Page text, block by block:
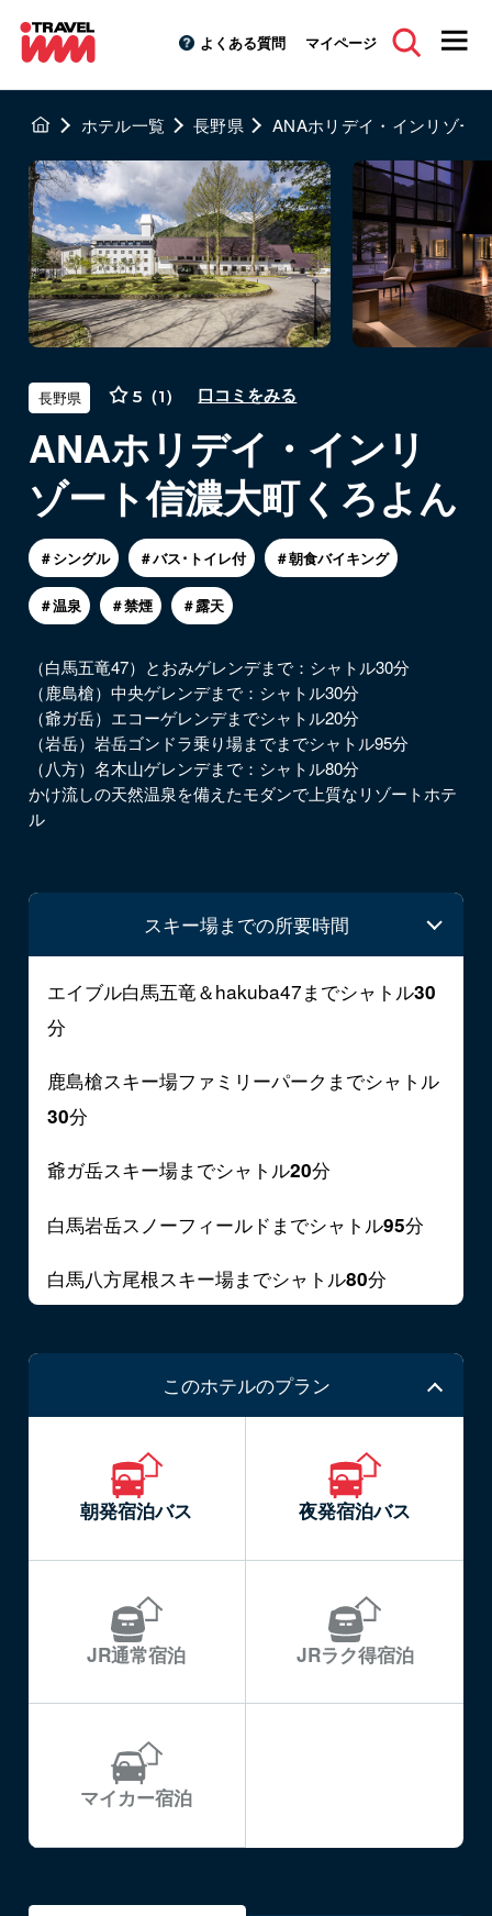
よくある質問 マイページ
ホテル一覧 長野県 ANAホリデイ・インリゾー
長野県 5（1） 口コミをみる
ANAホリデイ・インリ
ゾート信濃大町くろよん
＃シングル ＃バス･トイレ付 ＃朝食バイキング
＃温泉 ＃禁煙 ＃露天
（白馬五竜47）とおみゲレンデまで：シャトル30分
（鹿島槍）中央ゲレンデまで：シャトル30分
（爺ガ岳）エコーゲレンデまでシャトル20分
（岩岳）岩岳ゴンドラ乗り場までまでシャトル95分
（八方）名木山ゲレンデまで：シャトル80分
かけ流しの天然温泉を備えたモダンで上質なリゾートホテ
ル
スキー場までの所要時間
エイブル白馬五竜＆hakuba47までシャトル30
分
鹿島槍スキー場ファミリーパークまでシャトル
30分
爺ガ岳スキー場までシャトル20分
白馬岩岳スノーフィールドまでシャトル95分
白馬八方尾根スキー場までシャトル80分
このホテルのプラン
朝発宿泊バス 夜発宿泊バス
JR通常宿泊 JRラク得宿泊
マイカー宿泊